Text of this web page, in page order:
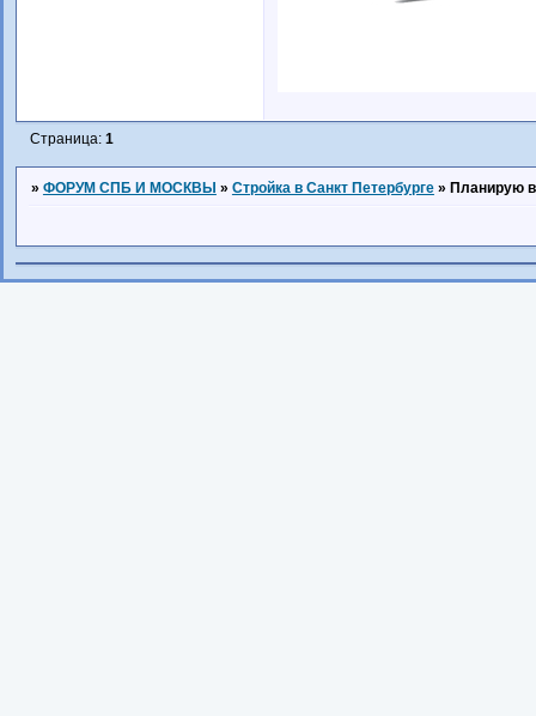
Страница: 1
» ФОРУМ СПБ И МОСКВЫ » Стройка в Санкт Петербурге » Планирую в